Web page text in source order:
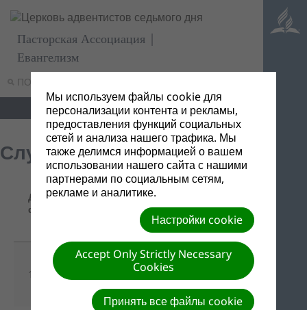
ПОИСК
Пасторская Ассоциация |
Евангелизм
Служба Доверия
Дата
файла
Название/
Ссылка
скачивания
13/07/2016
Скачать все
одним
файлом
Мы используем файлы cookie для
персонализации контента и рекламы,
предоставления функций социальных
сетей и анализа нашего трафика. Мы
также делимся информацией о вашем
использовании нашего сайта с нашими
партнерами по социальным сетям,
рекламе и аналитике.
Настройки cookie
Accept Only Strictly Necessary
Cookies
Принять все файлы cookie